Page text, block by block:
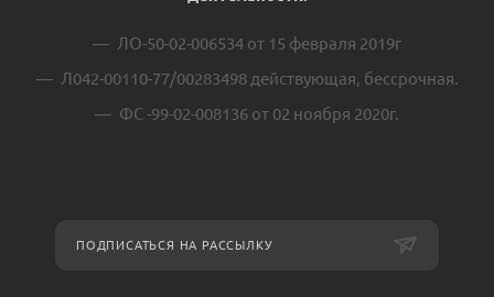
ЛО-50-02-006534 от 15 февраля 2019г
Л042-00110-77/00283498 действующая, бессрочная.
ФС -99-02-008136 от 02 ноября 2020г.
ПОДПИСАТЬСЯ НА РАССЫЛКУ